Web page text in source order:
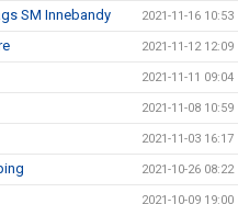
SM Innebandy 2021-11-16 10:53
2021-11-12 12:09
2021-11-11 09:04
2021-11-08 10:59
2021-11-03 16:17
2021-10-26 08:22
2021-10-09 19:00